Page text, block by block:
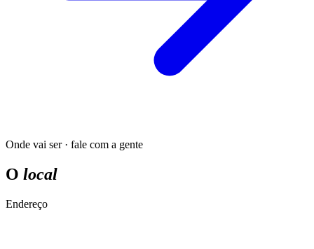
Onde vai ser · fale com a gente
O local
Endereço